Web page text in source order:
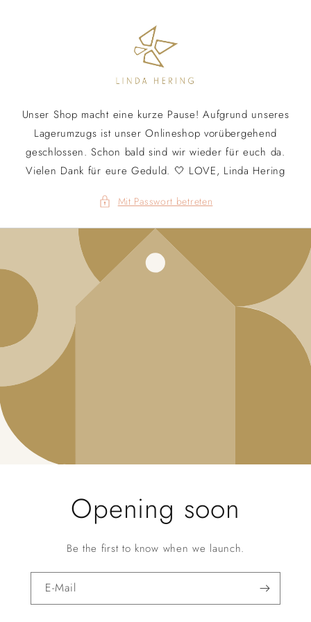
Unser Shop macht eine kurze Pause! Aufgrund unseres
Lagerumzugs ist unser Onlineshop vorübergehend
geschlossen. Schon bald sind wir wieder für euch da.
Vielen Dank für eure Geduld. 🤍 LOVE, Linda Hering
Mit Passwort betreten
Opening soon
Be the first to know when we launch.
E-Mail